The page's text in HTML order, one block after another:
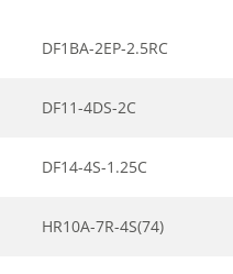
DF1BA-2EP-2.5RC
DF11-4DS-2C
DF14-4S-1.25C
HR10A-7R-4S(74)